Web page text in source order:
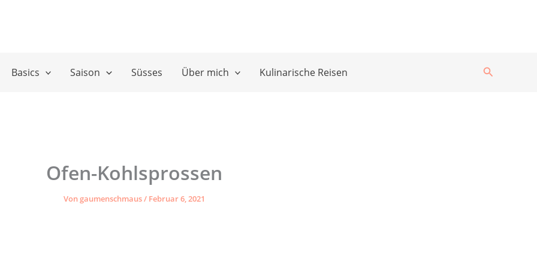
Basics Saison Süsses Über mich Kulinarische Reisen Suchen
Ofen-Kohlsprossen
Vongaumenschmaus/ Februar 6, 2021